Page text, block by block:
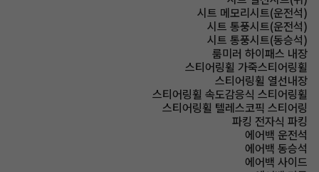
시트 메모리시트(운전석)
시트 통풍시트(운전석)
시트 통풍시트(동승석)
룸미러 하이패스 내장
스티어링휠 가죽스티어링휠
스티어링휠 열선내장
스티어링휠 속도감응식 스티어링휠
스티어링휠 텔레스코픽 스티어링
파킹 전자식 파킹
에어백 운전석
에어백 동승석
에어백 사이드